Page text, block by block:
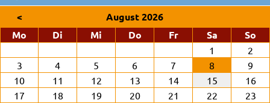
<
August 2026
Mo
Di enstagMi ttwochDonnerstag
Freitag SamstagSo
1
2
3
4 5 6 7 8
9
10
11 12 13 14 15
16
17
18 19 20 21 22
23